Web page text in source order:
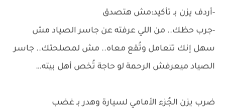
-أردف يزن بـ تأكيد:مش هتصدق
-جرب حظك.. من اللي عرفته عن جاسر الصياد مش
سهل إنك تتعامل وتُقع معاه.. مش لمصلحتك.. جاسر
الصياد ميعرفش الرحمة لو حاجة تُخص أهل بيته…
ضرب يزن الجُزء الأمامي لسيارة وهدر بـ غضب